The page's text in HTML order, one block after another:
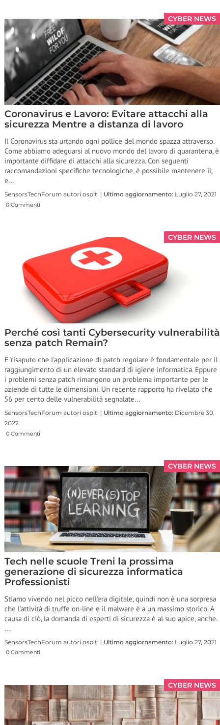
CYBER NEWS
Coronavirus e Lavoro: Evitare attacchi alla
sicurezza Mentre a distanza di lavoro
Il Coronavirus sta urtando ogni pollice del mondo spazza attraverso.
Come abbiamo adeguarsi al nuovo mondo del lavoro di quarantena, è
importante diffidare di attacchi alla sicurezza. Con seguenti
raccomandazioni specifiche tecnologiche, è possibile mantenere il,
e…
SensorsTechForum autori ospiti | Ultimo aggiornamento: Luglio 27, 2021
0 Commenti
CYBER NEWS
Perché così tanti Cybersecurity vulnerabilità
senza patch Remain?
E 'risaputo che l'applicazione di patch regolare è fondamentale per il
raggiungimento di un elevato standard di igiene informatica. Eppure
i problemi senza patch rimangono un problema importante per le
aziende di tutte le dimensioni. Un recente rapporto ha rivelato che
56 per cento delle vulnerabilità segnalate…
SensorsTechForum autori ospiti | Ultimo aggiornamento: Dicembre 30,
2022
0 Commenti
CYBER NEWS
Tech nelle scuole Treni la prossima
generazione di sicurezza informatica
Professionisti
Stiamo vivendo nel picco nell'era digitale, quindi non è una sorpresa
che l'attività di truffe on-line e il malware è a un massimo storico. A
causa di ciò, la domanda di esperti di sicurezza è al suo apice, anche.
…
SensorsTechForum autori ospiti | Ultimo aggiornamento: Luglio 27, 2021
0 Commenti
CYBER NEWS